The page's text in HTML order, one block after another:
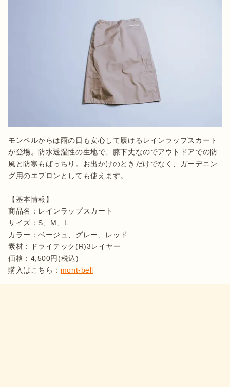
モンベルからは雨の日も安心して履けるレインラップスカート
が登場。防水透湿性の生地で、膝下丈なのでアウトドアでの防
風と防寒もばっちり。お出かけのときだけでなく、ガーデニン
グ用のエプロンとしても使えます。
【基本情報】
商品名：レインラップスカート
サイズ：S、M、L
カラー：ベージュ、グレー、レッド
素材：ドライテック(R)3レイヤー
価格：4,500円(税込)
購入はこちら： mont-bell